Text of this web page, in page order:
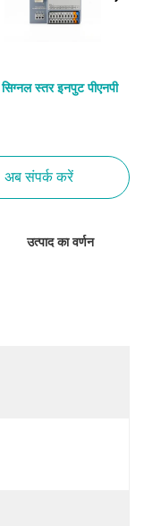
स्तर इनपुट पीएनपी
अब संपर्क करें
उत्पाद का वर्णन